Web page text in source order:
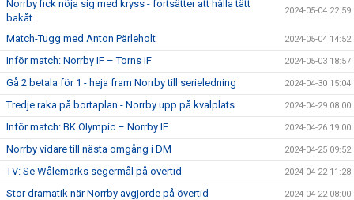
Norrby fick nöja sig med kryss - fortsätter att hålla tätt
bakåt
2024-05-04 22:59
Match-Tugg med Anton Pärleholt 2024-05-04 14:52
Inför match: Norrby IF – Torns IF 2024-05-03 18:57
Gå 2 betala för 1 - heja fram Norrby till serieledning 2024-04-30 15:04
Tredje raka på bortaplan - Norrby upp på kvalplats 2024-04-29 08:00
Inför match: BK Olympic – Norrby IF 2024-04-26 19:00
Norrby vidare till nästa omgång i DM 2024-04-25 09:52
TV: Se Wålemarks segermål på övertid 2024-04-22 11:28
Stor dramatik när Norrby avgjorde på övertid 2024-04-22 08:00